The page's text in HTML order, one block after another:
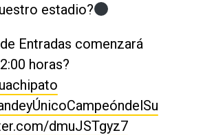
estadio?
Entradas comenzará
horas?️
dmuJSTgyz7